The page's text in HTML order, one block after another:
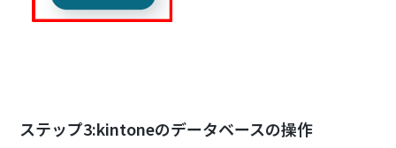
ステップ3:kintoneのデータベースの操作